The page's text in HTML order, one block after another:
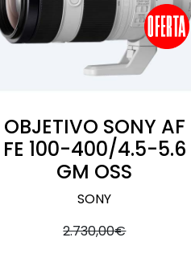
OBJETIVO SONY AF
FE 100-400/4.5-5.6
GM OSS
SONY
2.730,00€